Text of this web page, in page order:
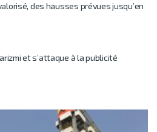
des hausses prévues jusqu’en
et s’attaque à la publicité